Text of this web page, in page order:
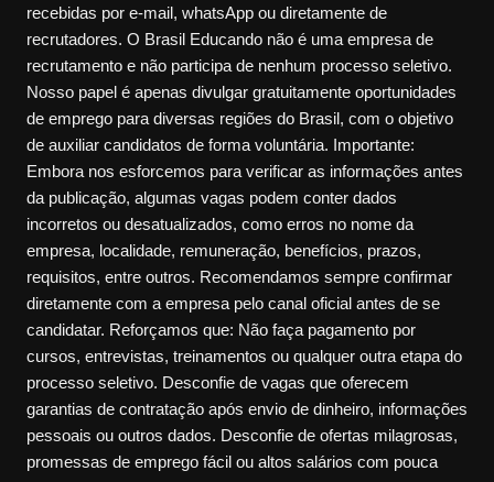
recebidas por e-mail, whatsApp ou diretamente de
recrutadores. O Brasil Educando não é uma empresa de
recrutamento e não participa de nenhum processo seletivo.
Nosso papel é apenas divulgar gratuitamente oportunidades
de emprego para diversas regiões do Brasil, com o objetivo
de auxiliar candidatos de forma voluntária. Importante:
Embora nos esforcemos para verificar as informações antes
da publicação, algumas vagas podem conter dados
incorretos ou desatualizados, como erros no nome da
empresa, localidade, remuneração, benefícios, prazos,
requisitos, entre outros. Recomendamos sempre confirmar
diretamente com a empresa pelo canal oficial antes de se
candidatar. Reforçamos que: Não faça pagamento por
cursos, entrevistas, treinamentos ou qualquer outra etapa do
processo seletivo. Desconfie de vagas que oferecem
garantias de contratação após envio de dinheiro, informações
pessoais ou outros dados. Desconfie de ofertas milagrosas,
promessas de emprego fácil ou altos salários com pouca